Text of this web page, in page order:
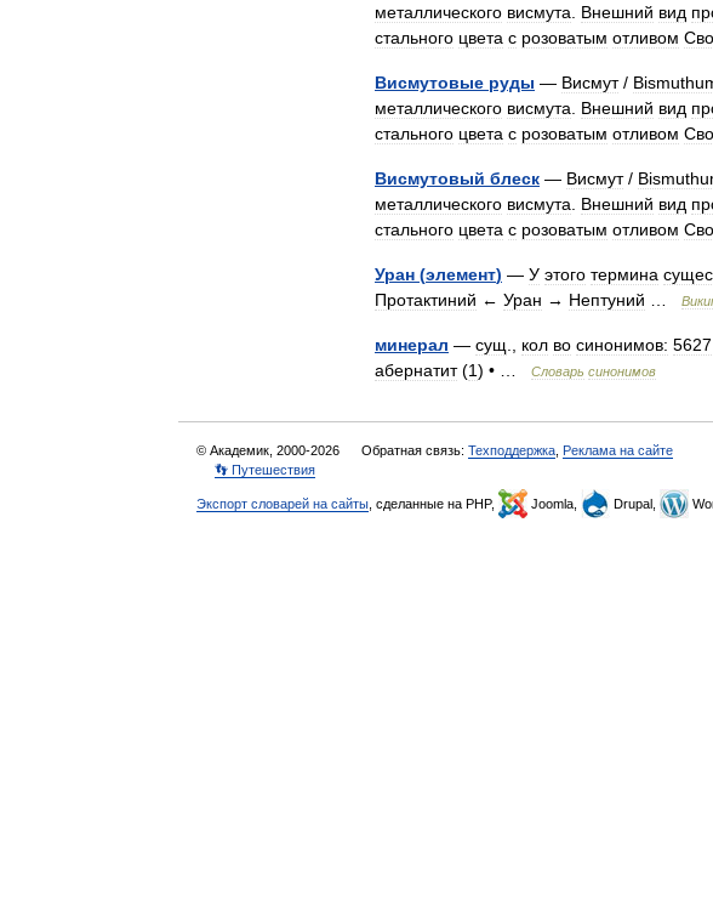
металлического висмута Внешний вид
стального цвета с розоватым отливом
Висмутовые руды — Висмут/
металлического висмута Внешний вид
стального цвета с розоватым отливом
Висмутовый блеск — Висмут/
металлического висмута Внешний вид
стального цвета с розоватым отливом
Уран (элемент) — У этого термина
Протактиний ← Уран → Нептуний
минерал — сущ кол во синонимов: 5627
абернатит(1) • … Словарь синонимов
© Академик, 2000-2026 Обратная связь: Техподдержка Реклама на сайте
👣 Путешествия
Экспорт словарей на сайты , сделанные на PHP, Joomla, Drupal,